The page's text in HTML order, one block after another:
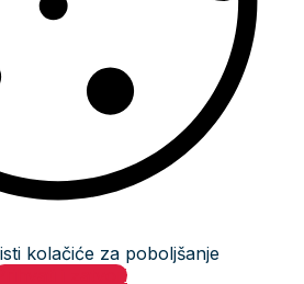
kolačiće za poboljšanje
i zatvori